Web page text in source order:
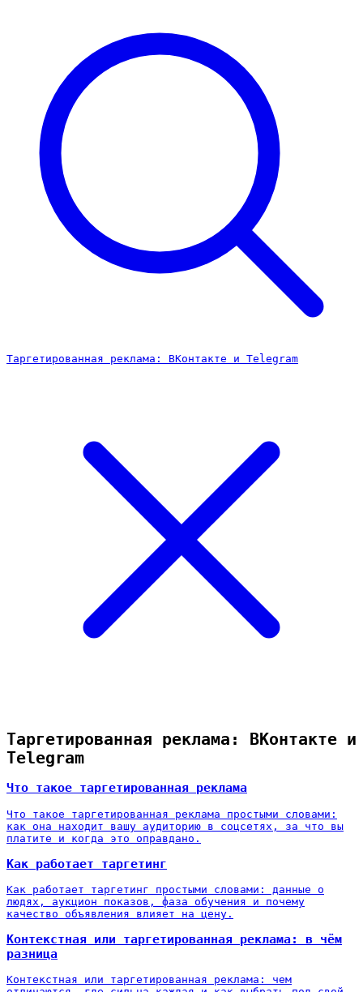
Таргетированная реклама: ВКонтакте и Telegram
Таргетированная реклама: ВКонтакте и
Telegram
Что такое таргетированная реклама
Что такое таргетированная реклама простыми словами:
как она находит вашу аудиторию в соцсетях, за что вы
платите и когда это оправдано.
Как работает таргетинг
Как работает таргетинг простыми словами: данные о
людях, аукцион показов, фаза обучения и почему
качество объявления влияет на цену.
Контекстная или таргетированная реклама: в чём
разница
Контекстная или таргетированная реклама: чем